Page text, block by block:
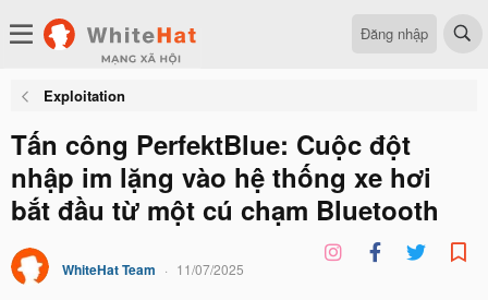
Đăng nhập
Exploitation
Tấn công PerfektBlue: Cuộc đột
nhập im lặng vào hệ thống xe hơi
bắt đầu từ một cú chạm Bluetooth
WhiteHat Team 11/07/2025